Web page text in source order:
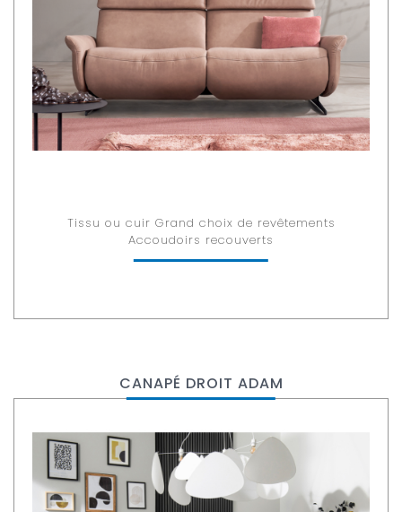
Tissu ou cuir Grand choix de revêtements
Accoudoirs recouverts
CANAPÉ DROIT ADAM